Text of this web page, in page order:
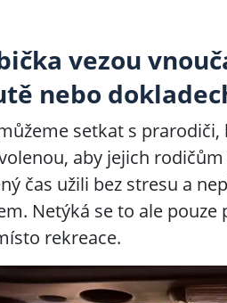
vezou
nebo
setkat s
aby jejich
čas užili bez stresu a
Netýká se to ale
rekreace.